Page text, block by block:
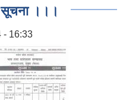
सूचना ।।।
- 16:33